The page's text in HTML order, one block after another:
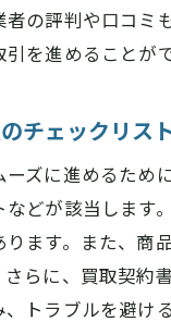
者の評判や口コミ
引を進めることが
チェックリスト
ーズに進めるため
などが該当します
ります。また、商
さらに、買取契約
、トラブルを避け